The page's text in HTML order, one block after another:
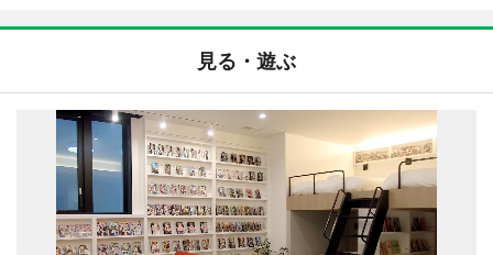
見る・遊ぶ